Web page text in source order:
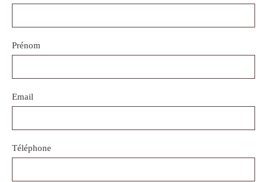
Prénom
Email
Téléphone